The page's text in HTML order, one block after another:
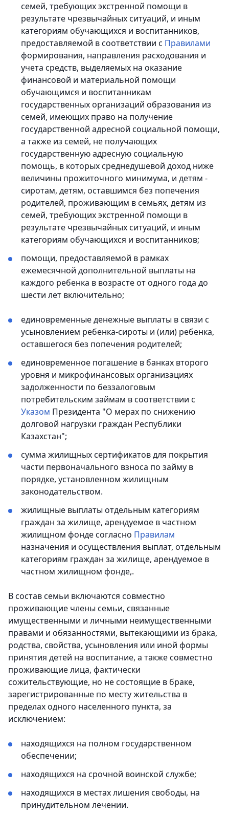
семей, требующих экстренной помощи в
результате чрезвычайных ситуаций, и иным
категориям обучающихся и воспитанников,
предоставляемой в соответствии с Правилами
формирования, направления расходования и
учета средств, выделяемых на оказание
финансовой и материальной помощи
обучающимся и воспитанникам
государственных организаций образования из
семей, имеющих право на получение
государственной адресной социальной помощи,
а также из семей, не получающих
государственную адресную социальную
помощь, в которых среднедушевой доход ниже
величины прожиточного минимума, и детям -
сиротам, детям, оставшимся без попечения
родителей, проживающим в семьях, детям из
семей, требующих экстренной помощи в
результате чрезвычайных ситуаций, и иным
категориям обучающихся и воспитанников;
помощи, предоставляемой в рамках
ежемесячной дополнительной выплаты на
каждого ребенка в возрасте от одного года до
шести лет включительно;
единовременные денежные выплаты в связи с
усыновлением ребенка-сироты и (или) ребенка,
оставшегося без попечения родителей;
единовременное погашение в банках второго
уровня и микрофинансовых организациях
задолженности по беззалоговым
потребительским займам в соответствии с
Указом Президента "О мерах по снижению
долговой нагрузки граждан Республики
Казахстан";
сумма жилищных сертификатов для покрытия
части первоначального взноса по займу в
порядке, установленном жилищным
законодательством.
жилищные выплаты отдельным категориям
граждан за жилище, арендуемое в частном
жилищном фонде согласно Правилам
назначения и осуществления выплат, отдельным
категориям граждан за жилище, арендуемое в
частном жилищном фонде,.
В состав семьи включаются совместно
проживающие члены семьи, связанные
имущественными и личными неимущественными
правами и обязанностями, вытекающими из брака,
родства, свойства, усыновления или иной формы
принятия детей на воспитание, а также совместно
проживающие лица, фактически
сожительствующие, но не состоящие в браке,
зарегистрированные по месту жительства в
пределах одного населенного пункта, за
исключением:
находящихся на полном государственном
обеспечении;
находящихся на срочной воинской службе;
находящихся в местах лишения свободы, на
принудительном лечении.